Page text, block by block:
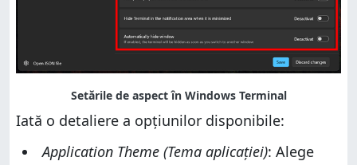
Iată o detaliere a opțiunilor disponibile:
Application Theme (Tema aplicației): Alege